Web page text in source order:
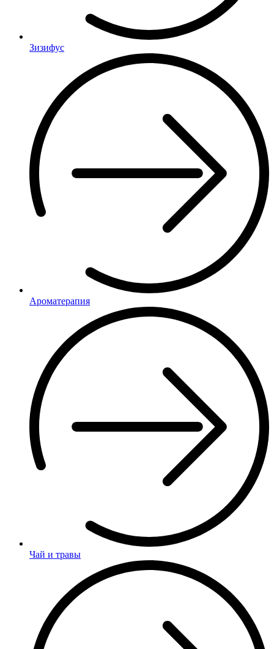
Зизифус
Ароматерапия
Чай и травы